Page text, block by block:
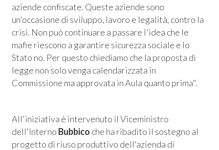
aziende confiscate. Queste aziende sono
un'occasione di sviluppo, lavoro e legalità, contro la
crisi. Non può continuare a passare l'idea che le
mafie riescono a garantire sicurezza sociale e lo
Stato no. Per questo chiediamo che la proposta di
legge non solo venga calendarizzata in
Commissione ma approvata in Aula quanto prima".
All'iniziativa è intervenuto il Viceministro
dell'Interno Bubbico che ha ribadito il sostegno al
progetto di riuso produttivo dell'azienda di